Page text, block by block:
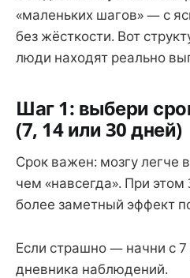
«маленьких шагов» — с
без жёсткости. Вот
люди находят реально
Шаг 1: выбери
(7, 14 или 30 дней)
Срок важен: мозгу легче
чем «навсегда». При
более заметный эффект
Если страшно — начни с 7
дневника наблюдений.